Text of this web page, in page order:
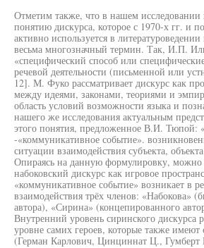
Отметим также, что в нашем исследовании
понятию дискурса, которое с 1970-х гг. и
активно используется в литературоведении
весьма многозначный термин. Так, И.П.
«специфический способ или
речевой деятельности (письменной или
12]. М. Фуко рассматривает дискурс как
между идеями, законами, теориями и
область условий возможности языка и
нашего же исследования актуальным
этого понятия, предложенное В.И. Тюпой:
-«коммуникативное событие».
ситуации взаимодействия субъекта,
Опираясь на данную формулировку, можно
набоковский дискурс как игровое
«коммуникативное событие» возникает в
взаимодействия трёх членов: «Набокова»
автора), «Сирина» (концепированного
Внутренний уровень сиринского дискурса
уровне самих героев, которые также имеют
(Герман Карлович, Цинциннат Ц., Гумберт